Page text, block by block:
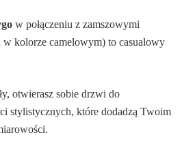
w połączeniu z zamszowymi
w kolorze camelowym) to casualowy
otwierasz sobie drzwi do
stylistycznych, które dodadzą Twoim